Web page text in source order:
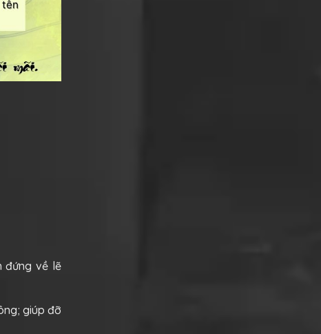
đứng về lẽ
giúp đỡ